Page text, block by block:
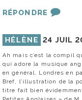
RÉPONDRE
HÉLÈNE 24 JUIL
Ah mais c’est la compil
qui adore la musique
en général, Londres en
Bref, l’illustration de la
titre fait bien